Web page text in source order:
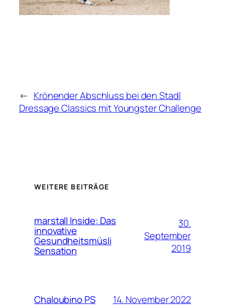
← Krönender Abschluss bei den Stadl
Dressage Classics mit Youngster Challenge
WEITERE BEITRÄGE
marstall Inside: Das
innovative
Gesundheitsmüsli
Sensation
30.
September
2019
Chaloubino PS 14. November 2022